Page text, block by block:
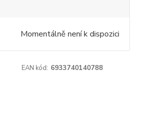
Momentálně není k dispozici
EAN kód: 6933740140788